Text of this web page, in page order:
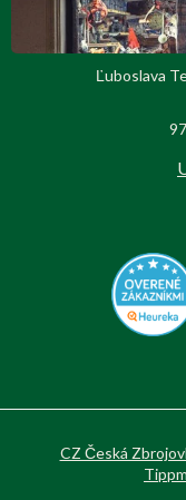
Ľuboslava
CZ Česká